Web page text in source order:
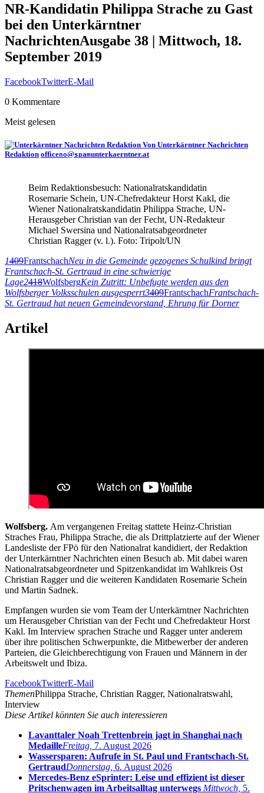
NR-Kandidatin Philippa Strache zu Gast
bei den Unterkärntner
NachrichtenAusgabe 38 | Mittwoch, 18.
September 2019
FacebookTwitterE-Mail
0 Kommentare
Meist gelesen
Von Unterkärntner Nachrichten
Redaktion officeno@spamunterkaerntner.at
Beim Redaktionsbesuch: Nationalratskandidatin
Rosemarie Schein, UN-Chefredakteur Horst Kakl, die
Wiener Nationalratskandidatin Philippa Strache, UN-
Herausgeber Christian van der Fecht, UN-Redakteur
Michael Swersina und Nationalratsabgeordneter
Christian Ragger (v. l.). Foto: Tripolt/UN
1409FrantschachNeu in die Gemeinde gezogenes Schulkind bringt
Frantschach-St. Gertraud in eine schwierige
Lage2418WolfsbergKein Zutritt: Unbefugte werden aus den
Wolfsberger Volksschulen ausgesperrt3409FrantschachFrantschach-
St. Gertraud hat neuen Gemeindevorstand, Ehrung für Dorner
Artikel
Wolfsberg. Am vergangenen Freitag stattete Heinz-Christian
Straches Frau, Philippa Strache, die als Drittplatzierte auf der Wiener
Landesliste der FPö für den Nationalrat kandidiert, der Redaktion
der Unterkärntner Nachrichten einen Besuch ab. Mit dabei waren
Nationalratsabgeordneter und Spitzenkandidat im Wahlkreis Ost
Christian Ragger und die weiteren Kandidaten Rosemarie Schein
und Martin Sadnek.
Empfangen wurden sie vom Team der Unterkärntner Nachrichten
um Herausgeber Christian van der Fecht und Chefredakteur Horst
Kakl. Im Interview sprachen Strache und Ragger unter anderem
über ihre politischen Schwerpunkte, die Mitbewerber der anderen
Parteien, die Gleichberechtigung von Frauen und Männern in der
Arbeitswelt und Ibiza.
FacebookTwitterE-Mail
ThemenPhilippa Strache, Christian Ragger, Nationalratswahl,
Interview
Diese Artikel könnten Sie auch interessieren
Lavanttaler Noah Trettenbrein jagt in Shanghai nach
MedailleFreitag, 7. August 2026
Wassersparen: Aufrufe in St. Paul und Frantschach-St.
GertraudDonnerstag, 6. August 2026
Mercedes-Benz eSprinter: Leise und effizient ist dieser
Pritschenwagen im Arbeitsalltag unterwegs Mittwoch, 5.